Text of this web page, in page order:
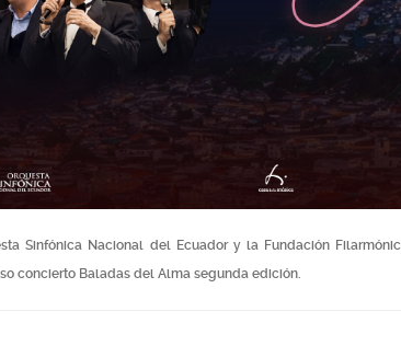
Sinfónica Nacional del Ecuador y la Fundación
concierto Baladas del Alma segunda edición.